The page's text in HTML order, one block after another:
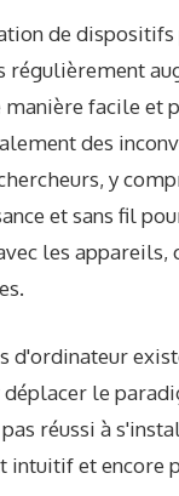
de dispositifs
régulièrement
facile et
des
y
et sans fil
les
d'ordinateur
le
réussi à
intuitif et encore